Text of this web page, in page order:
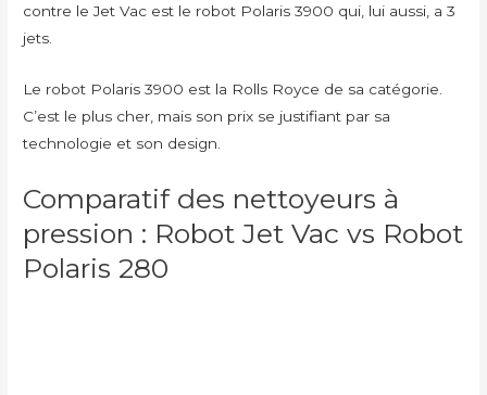
contre le Jet Vac est le robot Polaris 3900 qui, lui aussi, a 3
jets.
Le robot Polaris 3900 est la Rolls Royce de sa catégorie.
C’est le plus cher, mais son prix se justifiant par sa
technologie et son design.
Comparatif des nettoyeurs à
pression : Robot Jet Vac vs Robot
Polaris 280